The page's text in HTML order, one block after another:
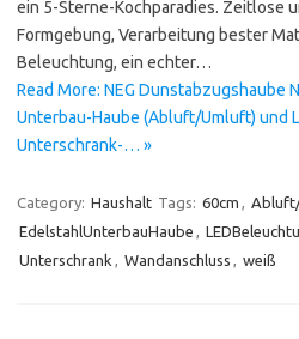
ein 5-Sterne-Kochparadies. Zeitlose
Formgebung, Verarbeitung bester
Beleuchtung, ein echter…
Read More: NEG Dunstabzugshaube
Unterbau-Haube (Abluft/Umluft) und
Unterschrank-… »
Category: Haushalt Tags: 60cm ,
EdelstahlUnterbauHaube ,
Unterschrank , Wandanschluss , weiß